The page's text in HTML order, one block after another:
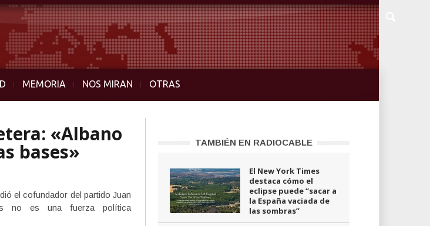
MEMORIA NOS MIRAN OTRAS
«Albano
bases»
el cofundador del partido Juan
no es una fuerza política
TAMBIÉN EN RADIOCABLE
El New York Times
destaca cómo el
eclipse puede “sacar a
la España vaciada de
las sombras”